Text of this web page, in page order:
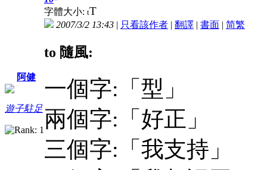
阿健
遊子駐足
字體大小: tT
2007/3/2 13:43 | 只看該作者 | 翻譯 | 書面 | 简繁
to 隨風:
一個字:「型」
兩個字:「好正」
三個字:「我支持」